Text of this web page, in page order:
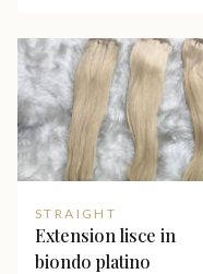
STRAIGHT
Extension lisce in
biondo platino